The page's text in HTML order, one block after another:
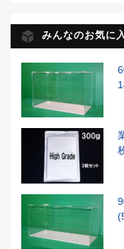
みんなのお気に